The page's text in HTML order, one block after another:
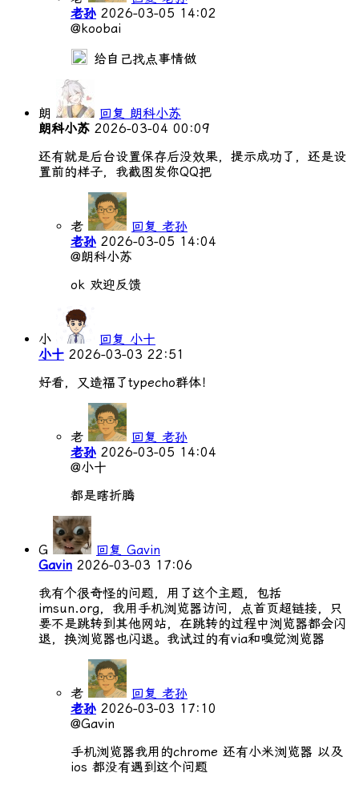
老孙 2026-03-05 14:02
@koobai
给自己找点事情做
朗
回复 朗科小苏
朗科小苏 2026-03-04 00:09
还有就是后台设置保存后没效果，提示成功了，还是设
置前的样子，我截图发你QQ把
老
回复 老孙
老孙 2026-03-05 14:04
@朗科小苏
ok 欢迎反馈
小
回复 小十
小十 2026-03-03 22:51
好看，又造福了typecho群体！
老
回复 老孙
老孙 2026-03-05 14:04
@小十
都是瞎折腾
G
回复 Gavin
Gavin 2026-03-03 17:06
我有个很奇怪的问题，用了这个主题，包括
imsun.org，我用手机浏览器访问，点首页超链接，只
要不是跳转到其他网站，在跳转的过程中浏览器都会闪
退，换浏览器也闪退。我试过的有via和嗅觉浏览器
老
回复 老孙
老孙 2026-03-03 17:10
@Gavin
手机浏览器我用的chrome 还有小米浏览器 以及
ios 都没有遇到这个问题